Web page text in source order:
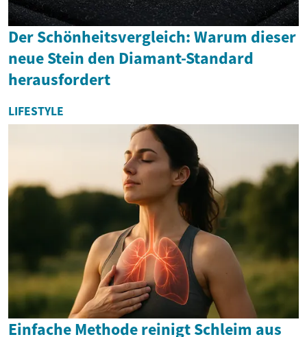
Der Schönheitsvergleich: Warum dieser
neue Stein den Diamant-Standard
herausfordert
LIFESTYLE
Einfache Methode reinigt Schleim aus